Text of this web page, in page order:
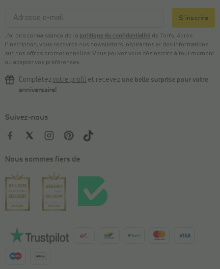
S'inscrire
J’ai pris connaissance de la politique de confidentialité de Torfs. Après
l’inscription, vous recevrez nos newsletters inspirantes et des informations
sur nos offres promotionnelles. Vous pouvez vous désinscrire à tout moment
ou adapter vos préférences.
Complétez votre profil et recevez une belle surprise pour votre
anniversaire!
Suivez-nous
Nous sommes fiers de